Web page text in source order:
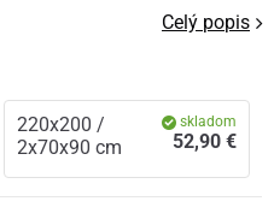
Celý popis
220x200 /
2x70x90 cm
skladom
52,90 €